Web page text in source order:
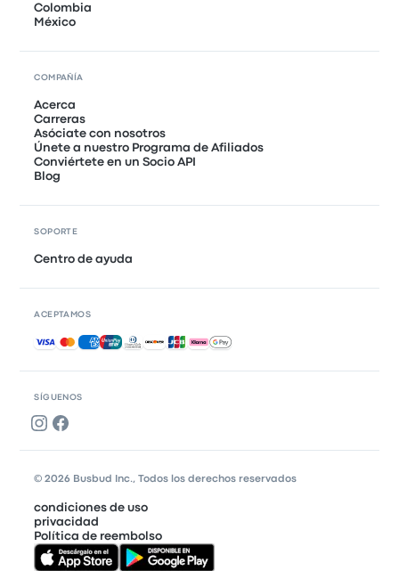
SÍGUENOS
Colombia
México
COMPAÑÍA
Acerca
Carreras
Asóciate con nosotros
Únete a nuestro Programa de Afiliados
Conviértete en un Socio API
Blog
SOPORTE
Centro de ayuda
ACEPTAMOS
Pagos aceptados
© 2026 Busbud Inc., Todos los derechos reservados
condiciones de uso
privacidad
Política de reembolso